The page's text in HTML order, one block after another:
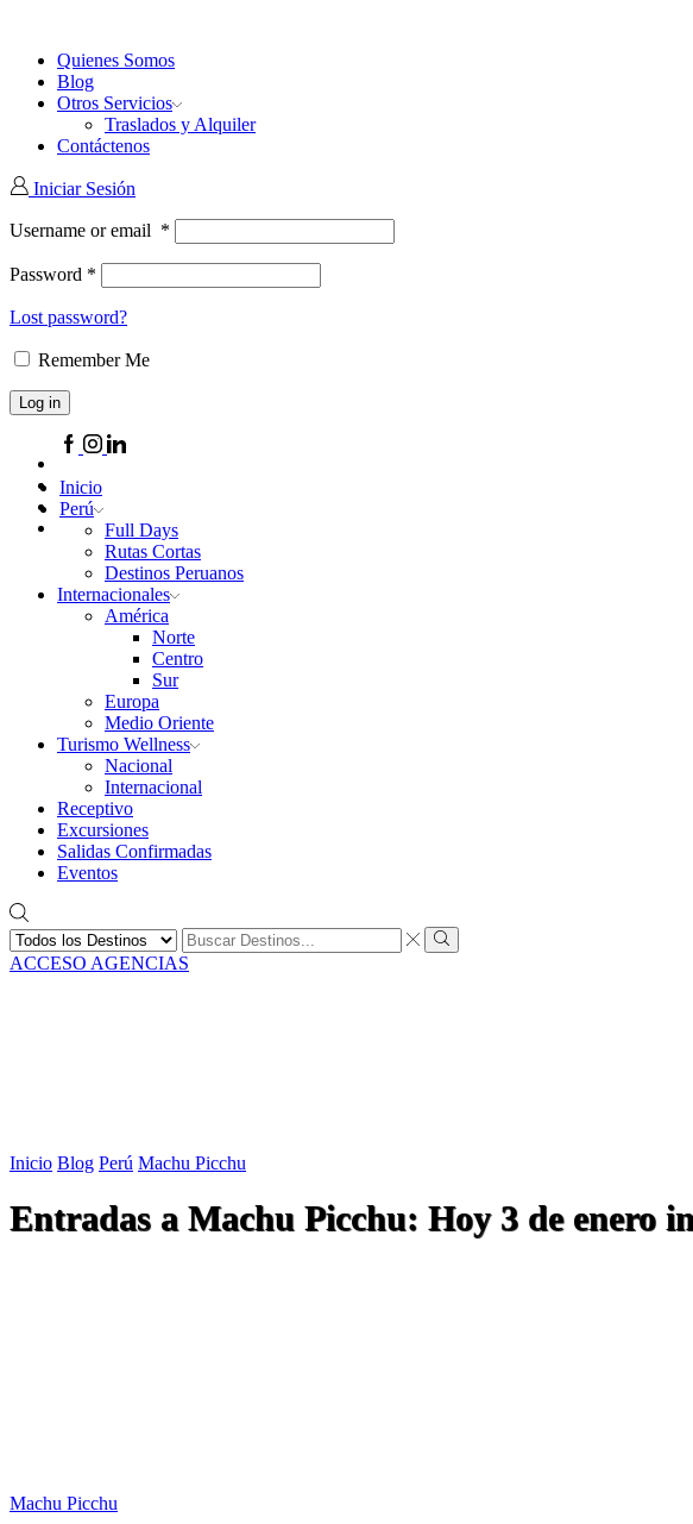
Quienes Somos
Blog
Otros Servicios
Traslados y Alquiler
Contáctenos
Iniciar Sesión
Username or email *
Password *
Lost password?
Remember Me
Log in
Facebook
Instagram
Linkedin
Inicio
Perú
Full Days
Rutas Cortas
Destinos Peruanos
Internacionales
América
Norte
Centro
Sur
Europa
Medio Oriente
Turismo Wellness
Nacional
Internacional
Receptivo
Excursiones
Salidas Confirmadas
Eventos
Search
input
Search
ACCESO AGENCIAS
Inicio Blog Perú Machu Picchu
Entradas a Machu Picchu: Hoy 3 de enero
Machu Picchu